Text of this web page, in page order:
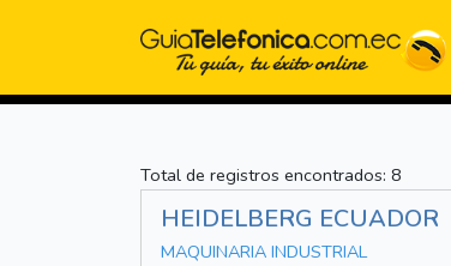
Total de registros encontrados: 8
HEIDELBERG ECUADOR
MAQUINARIA INDUSTRIAL